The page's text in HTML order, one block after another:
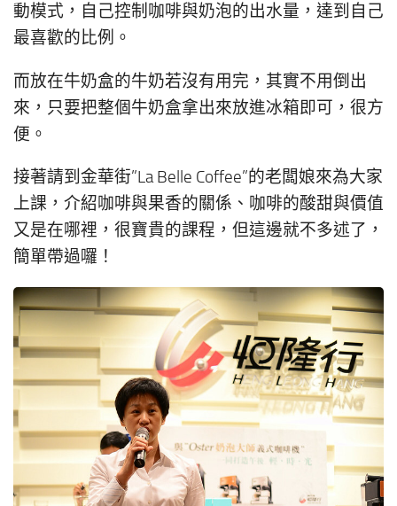
動模式，自己控制咖啡與奶泡的出水量，達到自己
最喜歡的比例。
而放在牛奶盒的牛奶若沒有用完，其實不用倒出
來，只要把整個牛奶盒拿出來放進冰箱即可，很方
便。
接著請到金華街”La Belle Coffee”的老闆娘來為大家
上課，介紹咖啡與果香的關係、咖啡的酸甜與價值
又是在哪裡，很寶貴的課程，但這邊就不多述了，
簡單帶過囉！